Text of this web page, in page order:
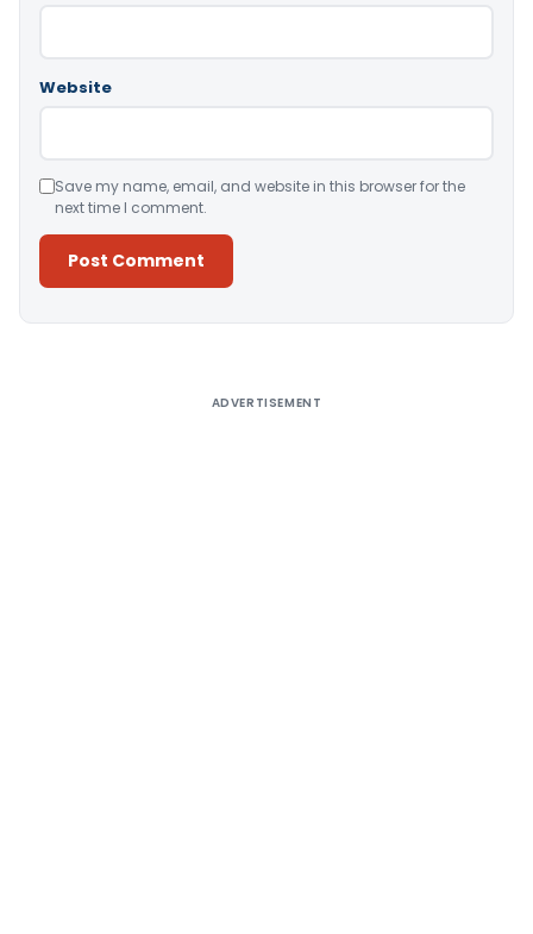
Website
Save my name, email, and website in this browser for the
next time I comment.
ADVERTISEMENT